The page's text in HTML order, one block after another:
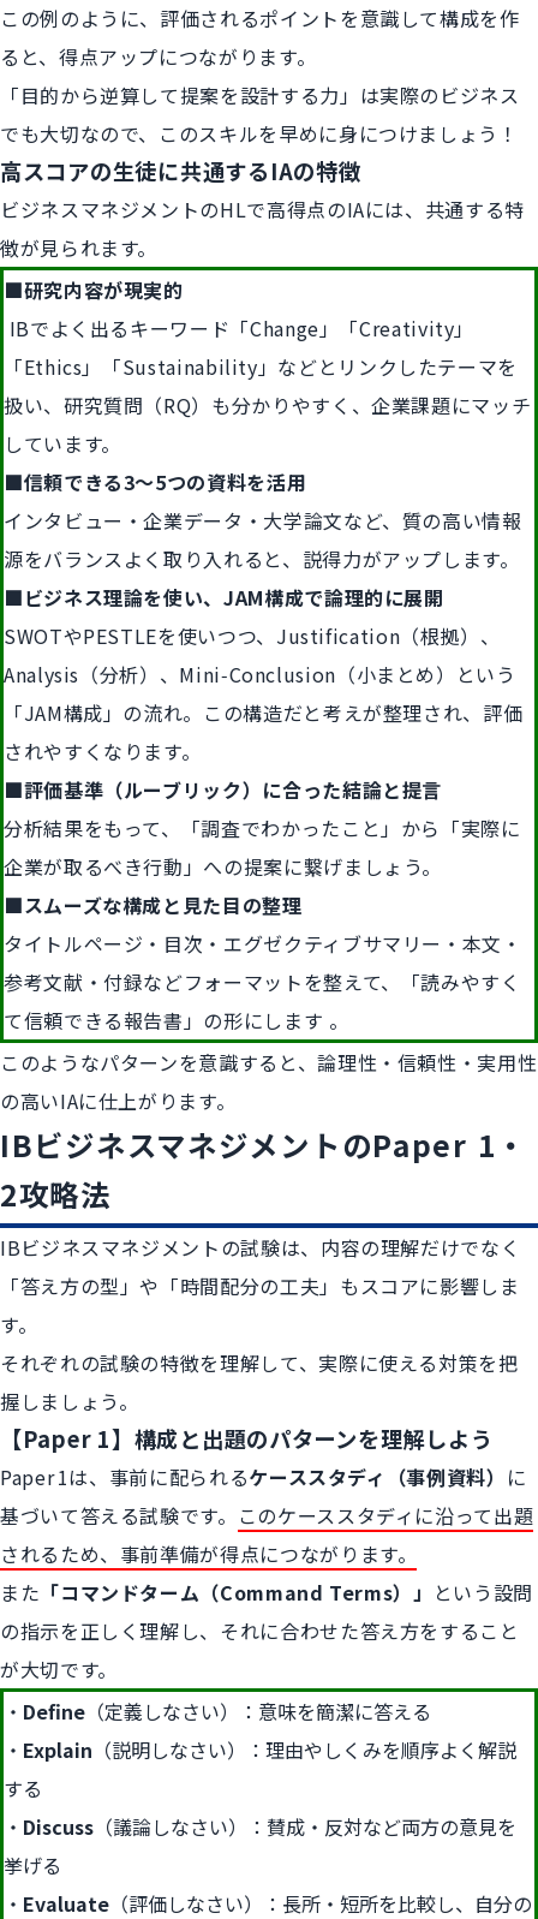
この例のように、評価されるポイントを意識して構成を作
ると、得点アップにつながります。
「目的から逆算して提案を設計する力」は実際のビジネス
でも大切なので、このスキルを早めに身につけましょう！
高スコアの生徒に共通するIAの特徴
ビジネスマネジメントのHLで高得点のIAには、共通する特
徴が見られます。
■研究内容が現実的
IBでよく出るキーワード「Change」「Creativity」
「Ethics」「Sustainability」などとリンクしたテーマを
扱い、研究質問（RQ）も分かりやすく、企業課題にマッチ
しています。
■信頼できる3～5つの資料を活用
インタビュー・企業データ・大学論文など、質の高い情報
源をバランスよく取り入れると、説得力がアップします。
■ビジネス理論を使い、JAM構成で論理的に展開
SWOTやPESTLEを使いつつ、Justification（根拠）、
Analysis（分析）、Mini‑Conclusion（小まとめ）という
「JAM構成」の流れ。この構造だと考えが整理され、評価
されやすくなります。
■評価基準（ルーブリック）に合った結論と提言
分析結果をもって、「調査でわかったこと」から「実際に
企業が取るべき行動」への提案に繋げましょう。
■スムーズな構成と見た目の整理
タイトルページ・目次・エグゼクティブサマリー・本文・
参考文献・付録などフォーマットを整えて、「読みやすく
て信頼できる報告書」の形にします 。
このようなパターンを意識すると、論理性・信頼性・実用性
の高いIAに仕上がります。
IBビジネスマネジメントのPaper 1・
2攻略法
IBビジネスマネジメントの試験は、内容の理解だけでなく
「答え方の型」や「時間配分の工夫」もスコアに影響しま
す。
それぞれの試験の特徴を理解して、実際に使える対策を把
握しましょう。
【Paper 1】構成と出題のパターンを理解しよう
Paper 1は、事前に配られるケーススタディ（事例資料） に
基づいて答える試験です。 このケーススタディに沿って出題
されるため、事前準備が得点につながります。
また 「コマンドターム（Command Terms）」 という設問
の指示を正しく理解し、それに合わせた答え方をすること
が大切です。
Define （定義しなさい）：意味を簡潔に答える
Explain （説明しなさい）：理由やしくみを順序よく解説
する
Discuss （議論しなさい）：賛成・反対など両方の意見を
挙げる
Evaluate （評価しなさい）：長所・短所を比較し、自分の